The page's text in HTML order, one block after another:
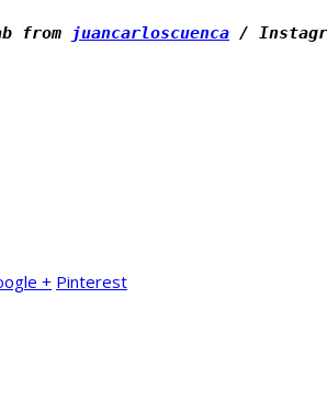
from juancarloscuenca /
+ Pinterest